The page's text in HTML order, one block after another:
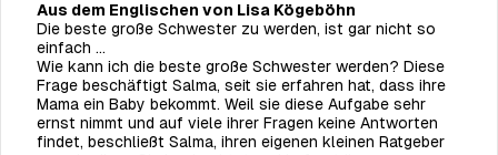
Aus dem Englischen von Lisa Kögeböhn
Die beste große Schwester zu werden, ist gar nicht so
einfach …
Wie kann ich die beste große Schwester werden? Diese
Frage beschäftigt Salma, seit sie erfahren hat, dass ihre
Mama ein Baby bekommt. Weil sie diese Aufgabe sehr
ernst nimmt und auf viele ihrer Fragen keine Antworten
findet, beschließt Salma, ihren eigenen kleinen Ratgeber